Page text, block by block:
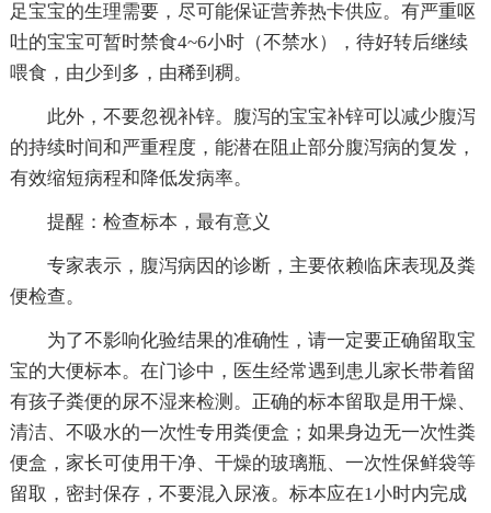
足宝宝的生理需要，尽可能保证营养热卡供应。有严重呕
吐的宝宝可暂时禁食4~6小时（不禁水），待好转后继续
喂食，由少到多，由稀到稠。
此外，不要忽视补锌。腹泻的宝宝补锌可以减少腹泻
的持续时间和严重程度，能潜在阻止部分腹泻病的复发，
有效缩短病程和降低发病率。
提醒：检查标本，最有意义
专家表示，腹泻病因的诊断，主要依赖临床表现及粪
便检查。
为了不影响化验结果的准确性，请一定要正确留取宝
宝的大便标本。在门诊中，医生经常遇到患儿家长带着留
有孩子粪便的尿不湿来检测。正确的标本留取是用干燥、
清洁、不吸水的一次性专用粪便盒；如果身边无一次性粪
便盒，家长可使用干净、干燥的玻璃瓶、一次性保鲜袋等
留取，密封保存，不要混入尿液。标本应在1小时内完成